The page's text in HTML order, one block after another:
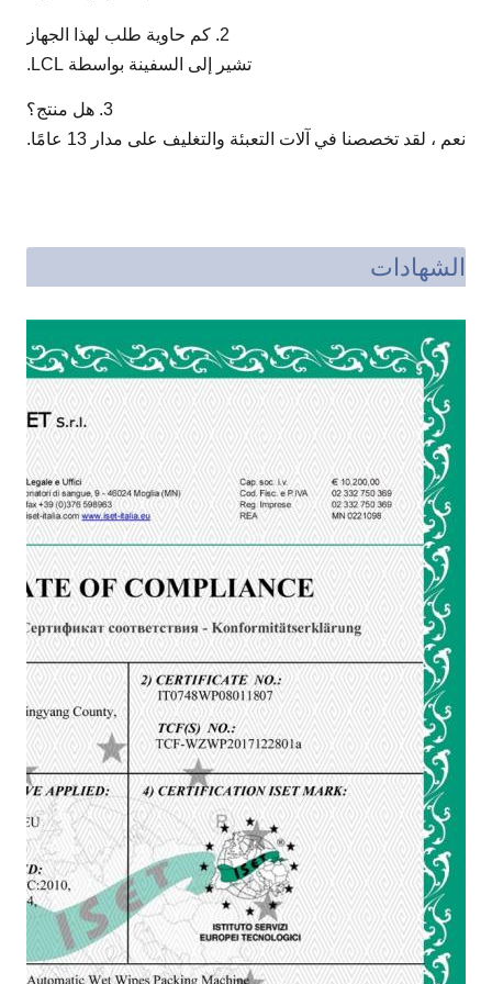
2. كم حاوية طلب لهذا الجهاز
تشير إلى السفينة بواسطة LCL.
3. هل منتج؟
نعم ، لقد تخصصنا في آلات التعبئة والتغليف على مدار 13 عامًا.
الشهادات